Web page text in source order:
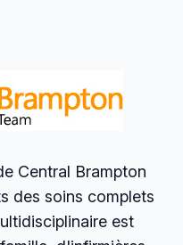
Central Brampton
des soins complets
est